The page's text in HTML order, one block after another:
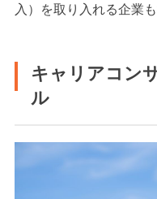
入）を取り入れる企業
キャリアコン
ル